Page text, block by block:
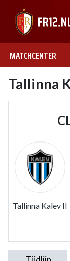
MATCHCENTER
Tallinna
Tallinna Kalev II